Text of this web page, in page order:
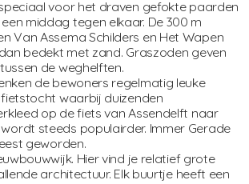
voor het draven gefokte paarden
middag tegen elkaar. De 300 m
Van Assema Schilders en Het Wapen
bedekt met zand. Graszoden geven
de weghelften.
de bewoners regelmatig leuke
fietstocht waarbij duizenden
op de fiets van Assendelft naar
steeds populairder. Immer Gerade
geworden.
Hier vind je relatief grote
architectuur. Elk buurtje heeft een